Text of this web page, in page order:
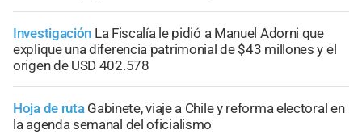
Investigación La Fiscalía le pidió a Manuel Adorni que
explique una diferencia patrimonial de $43 millones y el
origen de USD 402.578
Hoja de ruta Gabinete, viaje a Chile y reforma electoral en
la agenda semanal del oficialismo